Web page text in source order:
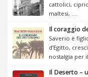
cattolici,
maltesi, ....
Il coraggio
Saverio è
d’Egitto,
nostalgia per
Il Deserto –